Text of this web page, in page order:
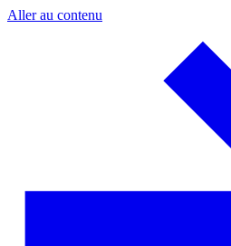
Aller au contenu